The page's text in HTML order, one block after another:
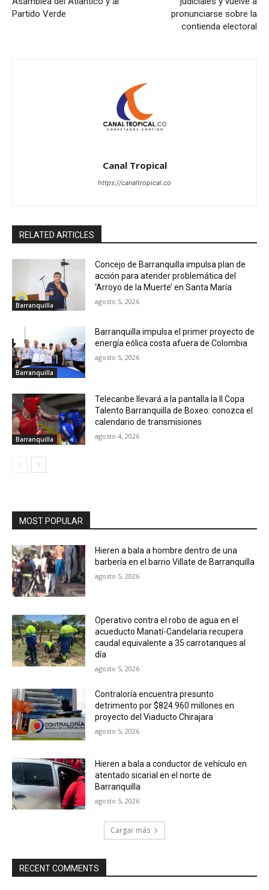
Partido Verde
pronunciarse sobre la
contienda electoral
Canal Tropical
https://canaltropical.co
RELATED ARTICLES
Barranquilla
Concejo de Barranquilla impulsa plan de
acción para atender problemática del
‘Arroyo de la Muerte’ en Santa María
agosto 5, 2026
Barranquilla
Barranquilla impulsa el primer proyecto de
energía eólica costa afuera de Colombia
agosto 5, 2026
Barranquilla
Telecaribe llevará a la pantalla la II Copa
Talento Barranquilla de Boxeo: conozca el
calendario de transmisiones
agosto 4, 2026
MOST POPULAR
Hieren a bala a hombre dentro de una
barbería en el barrio Villate de Barranquilla
agosto 5, 2026
Operativo contra el robo de agua en el
acueducto Manatí-Candelaria recupera
caudal equivalente a 35 carrotanques al
día
agosto 5, 2026
Contraloría encuentra presunto
detrimento por $824.960 millones en
proyecto del Viaducto Chirajara
agosto 5, 2026
Hieren a bala a conductor de vehículo en
atentado sicarial en el norte de
Barranquilla
agosto 5, 2026
Cargar más
RECENT COMMENTS